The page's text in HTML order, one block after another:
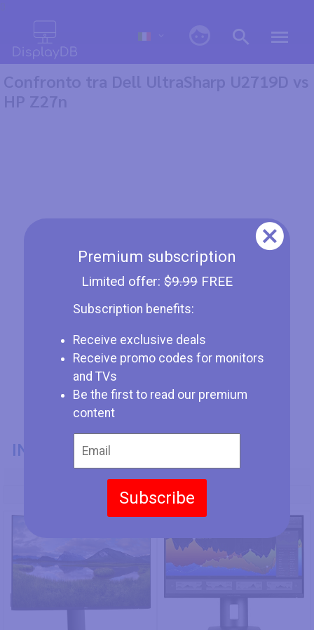
Premium subscription
Limited offer: $9.99FREE
Subscription benefits:
Receive exclusive deals
Receive promo codes for monitors
and TVs
Be the first to read our premium
content
Subscribe
Confronto tra Dell UltraSharp U2719D vs
HP Z27n
INFORMAZIONI GENERALI
Codice Modello
Dell UltraSharp U2719D